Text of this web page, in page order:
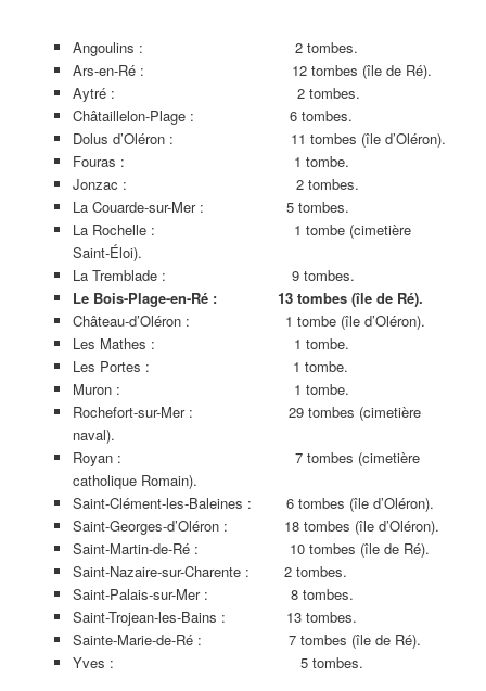
Angoulins : 2 tombes.
Ars-en-Ré : 12 tombes (île de Ré).
Aytré : 2 tombes.
Châtaillelon-Plage : 6 tombes.
Dolus d’Oléron : 11 tombes (île d’Oléron).
Fouras : 1 tombe.
Jonzac : 2 tombes.
La Couarde-sur-Mer : 5 tombes.
La Rochelle : 1 tombe (cimetière
Saint-Éloi).
La Tremblade : 9 tombes.
Le Bois-Plage-en-Ré : 13 tombes (île de Ré).
Château-d’Oléron : 1 tombe (île d’Oléron).
Les Mathes : 1 tombe.
Les Portes : 1 tombe.
Muron : 1 tombe.
Rochefort-sur-Mer : 29 tombes (cimetière
naval).
Royan : 7 tombes (cimetière
catholique Romain).
Saint-Clément-les-Baleines : 6 tombes (île d’Oléron).
Saint-Georges-d’Oléron : 18 tombes (île d’Oléron).
Saint-Martin-de-Ré : 10 tombes (île de Ré).
Saint-Nazaire-sur-Charente : 2 tombes.
Saint-Palais-sur-Mer : 8 tombes.
Saint-Trojean-les-Bains : 13 tombes.
Sainte-Marie-de-Ré : 7 tombes (île de Ré).
Yves : 5 tombes.